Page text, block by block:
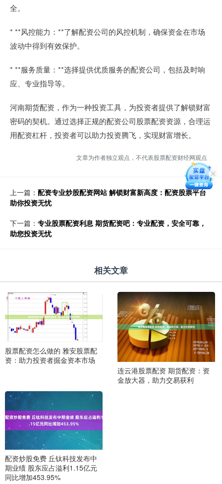
全。
* **风控能力：**了解配资公司的风控机制，确保资金在市场
波动中得到有效保护。
* **服务质量：**选择提供优质服务的配资公司，包括及时响
应、专业指导等。
河南期货配资，作为一种投资工具，为投资者提供了解锁财富
密码的契机。通过选择正规的配资公司股票配资资源，合理运
用配资杠杆，投资者可以助力投资腾飞，实现财富增长。
文章为作者独立观点，不代表股票配资财经网观点
上一篇： 配资专业炒股配资网站 解锁财富新高度：配资股票平台
助你投资无忧
下一篇： 专业股票配资利息 期货配资吧：专业配资，安全可靠，
助您投资无忧
相关文章
股票配资怎么做的 雅安股票配
资：助力投资者掘金资本市场
连云港股票配资 期货配资：资
金放大器，助力交易获利
配资炒股免费 丘钛科技发布中
期业绩 股东应占溢利1.15亿元
同比增加453.95%